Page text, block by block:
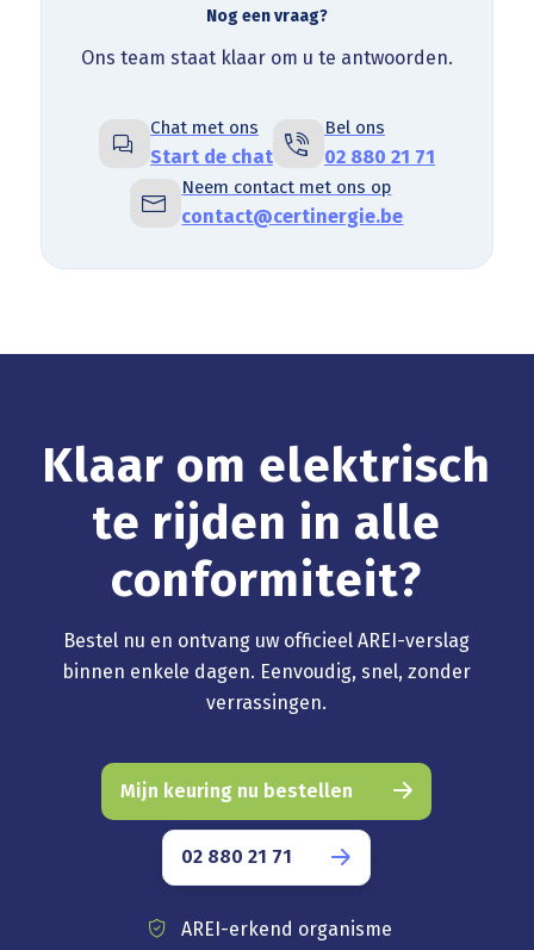
Nog een vraag?
Ons team staat klaar om u te antwoorden.
Chat met ons
Start de chat
Bel ons
02 880 21 71
Neem contact met ons op
contact@certinergie.be
Klaar om elektrisch
te rijden in alle
conformiteit?
Bestel nu en ontvang uw officieel AREI-verslag
binnen enkele dagen. Eenvoudig, snel, zonder
verrassingen.
Mijn keuring nu bestellen
02 880 21 71
AREI-erkend organisme